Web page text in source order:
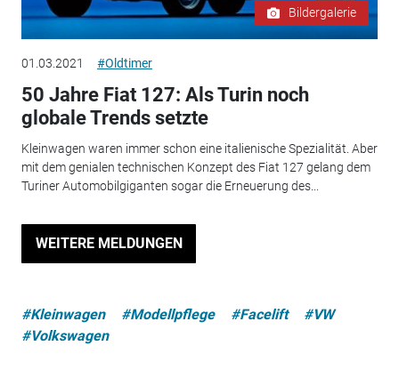
Bildergalerie
01.03.2021 #Oldtimer
50 Jahre Fiat 127: Als Turin noch
globale Trends setzte
Kleinwagen waren immer schon eine italienische Spezialität. Aber
mit dem genialen technischen Konzept des Fiat 127 gelang dem
Turiner Automobilgiganten sogar die Erneuerung des...
WEITERE MELDUNGEN
#Kleinwagen #Modellpflege #Facelift
#VW
#Volkswagen